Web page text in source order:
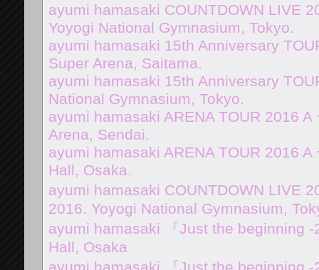
ayumi hamasaki COUNTDOWN LIVE
Yoyogi National Gymnasium, Tokyo.
ayumi hamasaki 15th Anniversary
Super Arena, Saitama.
ayumi hamasaki 15th Anniversary
National Gymnasium, Tokyo.
ayumi hamasaki ARENA TOUR 2016
Arena, Sendai.
ayumi hamasaki ARENA TOUR 2016
Hall, Osaka.
ayumi hamasaki COUNTDOWN LIVE
2016. Yoyogi National Gymnasium,
ayumi hamasaki 『Just the beginning
Hall, Osaka